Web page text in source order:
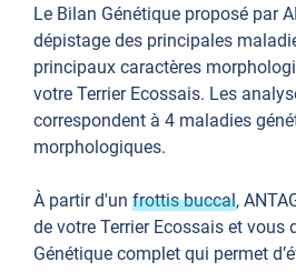
Le Bilan Génétique proposé par
dépistage des principales
principaux caractères
votre Terrier Ecossais. Les
correspondent à 4 maladies
morphologiques.
À partir d'un frottis buccal,
de votre Terrier Ecossais et vous
Génétique complet qui permet